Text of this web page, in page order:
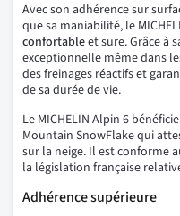
Avec son adhérence sur
que sa maniabilité, le
confortableet sure. Grâce à
exceptionnelle même dans
des freinages réactifs et
de sa durée de vie.
Le MICHELIN Alpin 6
Mountain SnowFlake qui
sur la neige. Il est conforme
la législation française
Adhérence supérieure